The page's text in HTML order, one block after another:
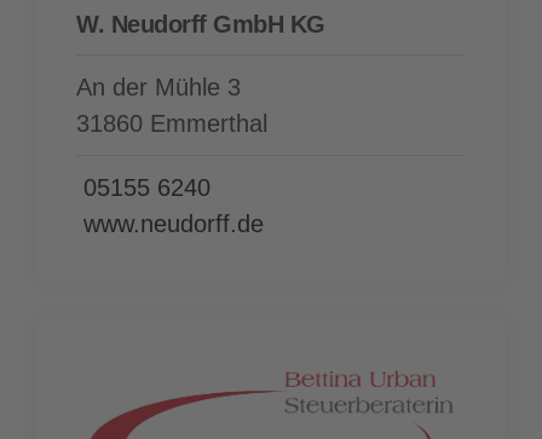
W. Neudorff GmbH KG
An der Mühle 3
31860 Emmerthal
05155 6240
www.neudorff.de